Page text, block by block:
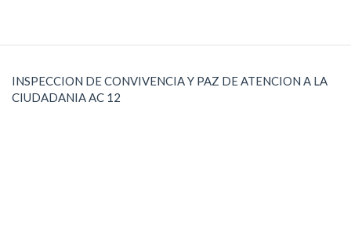
INSPECCION DE CONVIVENCIA Y PAZ DE ATENCION A LA
CIUDADANIA AC 12